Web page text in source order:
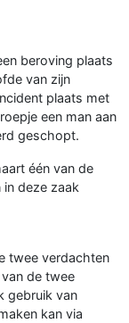
beroving plaats
van zijn
plaats met
een man aan
geschopt.
één van de
deze zaak
twee verdachten
de twee
gebruik van
kan via